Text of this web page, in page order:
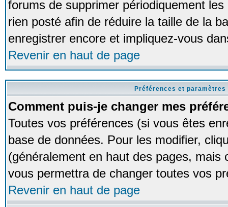
forums de supprimer périodiquement
rien posté afin de réduire la taille de la
enregistrer encore et impliquez-vous
Revenir en haut de page
Préférences et
Comment puis-je changer mes
Toutes vos préférences (si vous êtes
base de données. Pour les modifier,
(généralement en haut des pages,
vous permettra de changer toutes vos
Revenir en haut de page